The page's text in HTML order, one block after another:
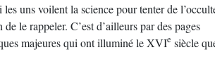
uns voilent la science pour tenter de
le rappeler. C’est d’ailleurs par des pages
majeures qui ont illuminé le XVIe siècle